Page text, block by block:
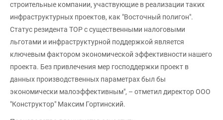
строительные компании, участвующие в реализации таких
инфраструктурных проектов, как "Восточный полигон".
Статус резидента ТОР с существенными налоговыми
льготами и инфраструктурной поддержкой является
ключевым фактором экономической эффективности нашего
проекта. Без привлечения мер господдержки проект в
данных производственных параметрах был бы
экономически малоэффективным", – отметил директор ООО
"Конструктор" Максим Гортинский.